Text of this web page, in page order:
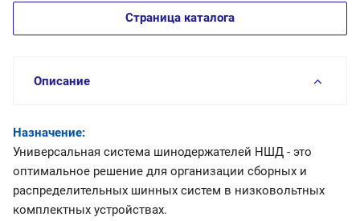
Страница каталога
Описание
Назначение:
Универсальная система шинодержателей НШД - это
оптимальное решение для организации сборных и
распределительных шинных систем в низковольтных
комплектных устройствах.